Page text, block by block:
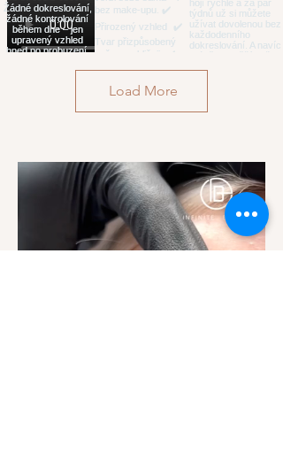
Load More